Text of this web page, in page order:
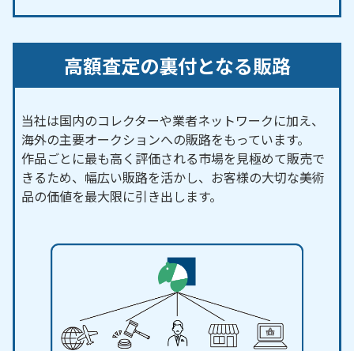
高額査定の裏付となる販路
当社は国内のコレクターや業者ネットワークに加え、
海外の主要オークションへの販路をもっています。
作品ごとに最も高く評価される市場を見極めて販売で
きるため、幅広い販路を活かし、お客様の大切な美術
品の価値を最大限に引き出します。